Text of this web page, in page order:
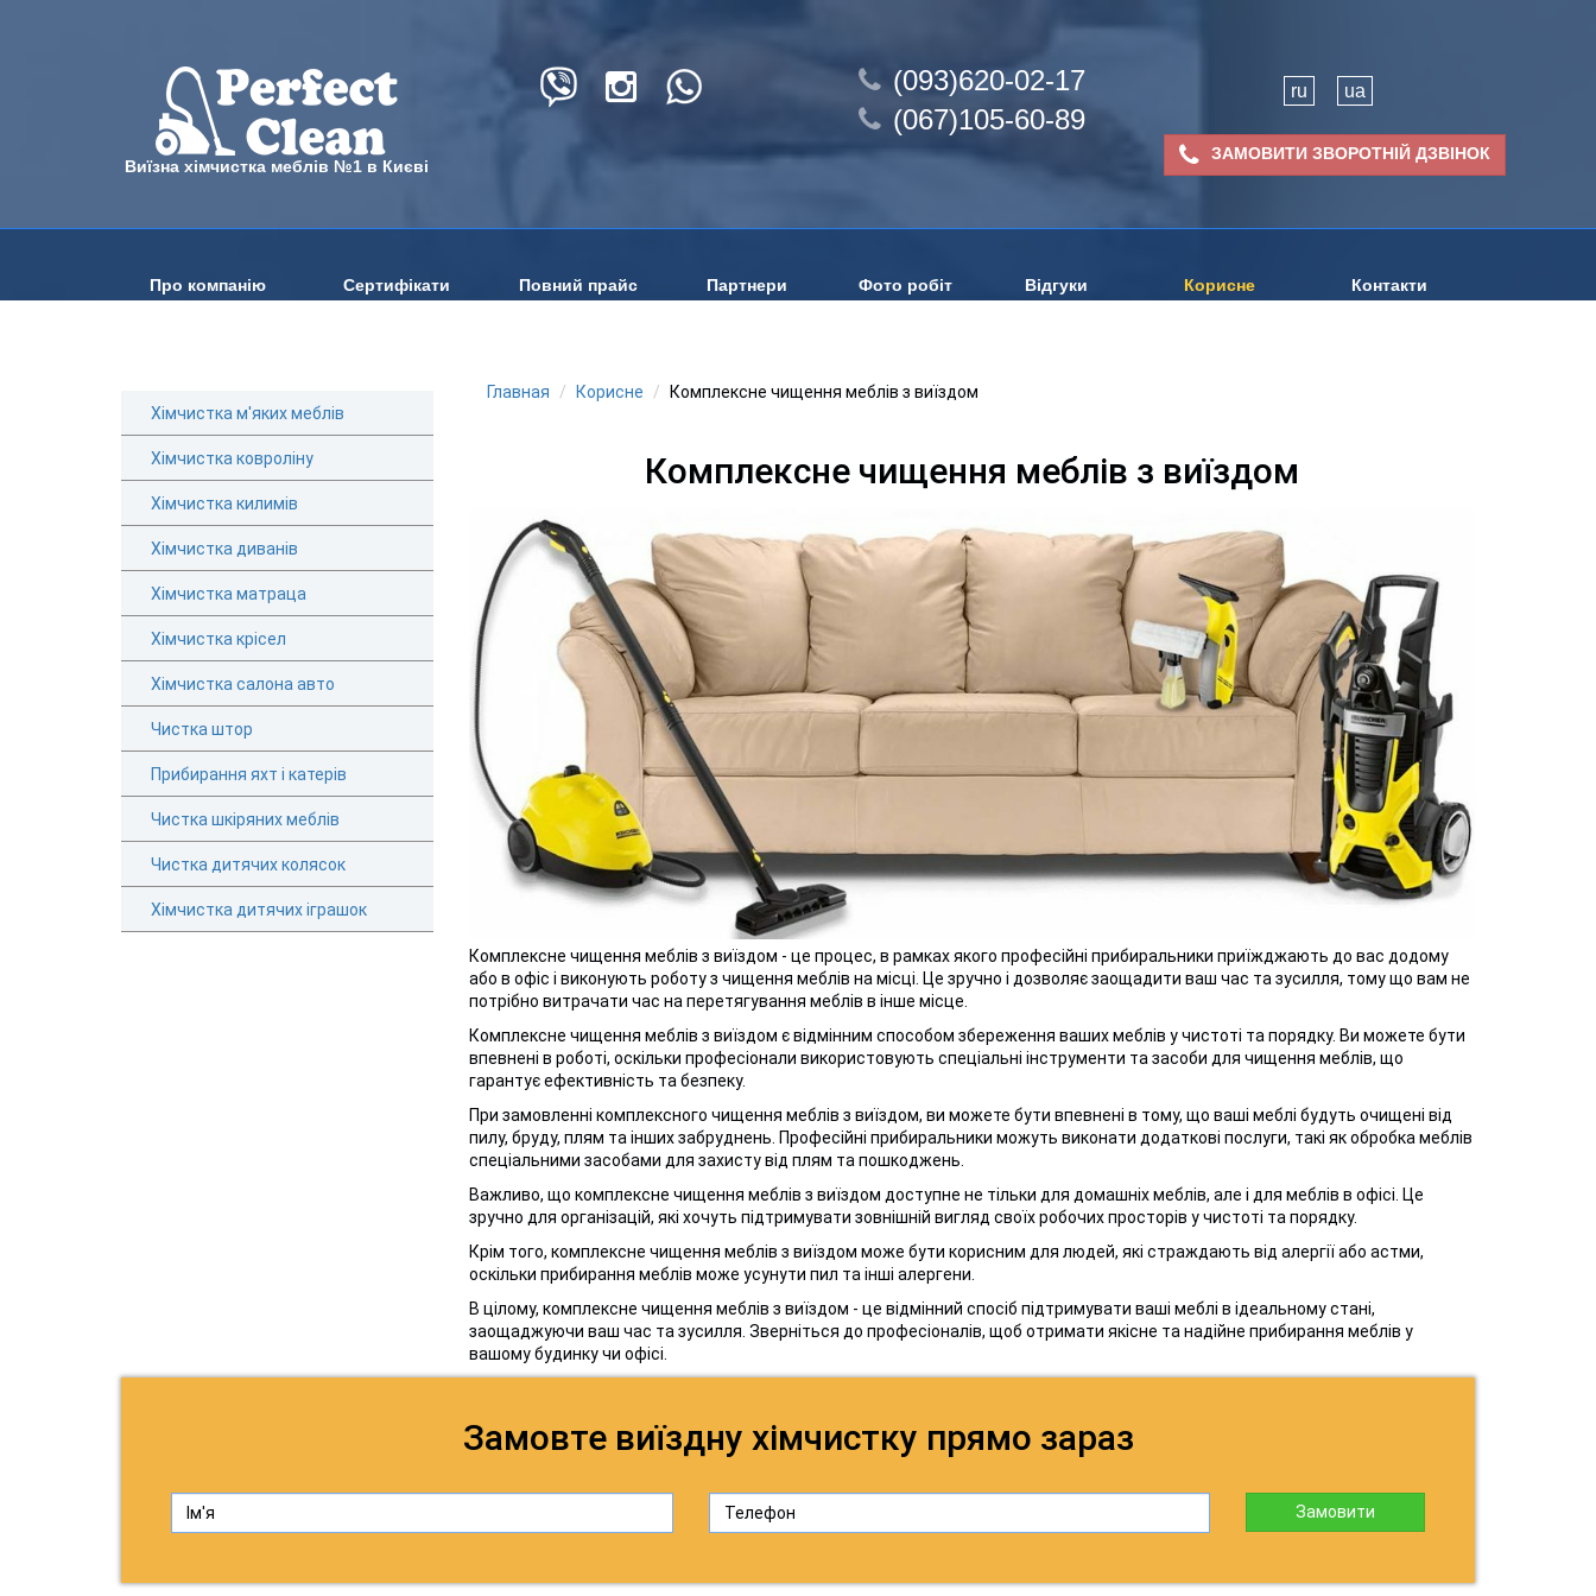
Виїзна хімчистка меблів №1 в Києві
(093)620-02-17
(067)105-60-89
ru ua
ЗАМОВИТИ ЗВОРОТНІЙ ДЗВІНОК
Про компанію Сертифікати Повний прайс Партнери Фото робіт Відгуки Корисне Контакти
Хімчистка м'яких меблів
Хімчистка ковроліну
Хімчистка килимів
Хімчистка диванів
Хімчистка матраца
Хімчистка крісел
Хімчистка салона авто
Чистка штор
Прибирання яхт і катерів
Чистка шкіряних меблів
Чистка дитячих колясок
Хімчистка дитячих іграшок
Главная Корисне Комплексне чищення меблів з виїздом
Комплексне чищення меблів з виїздом
Комплексне чищення меблів з виїздом - це процес, в рамках якого професійні прибиральники приїжджають до вас додому
або в офіс і виконують роботу з чищення меблів на місці. Це зручно і дозволяє заощадити ваш час та зусилля, тому що вам не
потрібно витрачати час на перетягування меблів в інше місце.
Комплексне чищення меблів з виїздом є відмінним способом збереження ваших меблів у чистоті та порядку. Ви можете бути
впевнені в роботі, оскільки професіонали використовують спеціальні інструменти та засоби для чищення меблів, що
гарантує ефективність та безпеку.
При замовленні комплексного чищення меблів з виїздом, ви можете бути впевнені в тому, що ваші меблі будуть очищені від
пилу, бруду, плям та інших забруднень. Професійні прибиральники можуть виконати додаткові послуги, такі як обробка меблів
спеціальними засобами для захисту від плям та пошкоджень.
Важливо, що комплексне чищення меблів з виїздом доступне не тільки для домашніх меблів, але і для меблів в офісі. Це
зручно для організацій, які хочуть підтримувати зовнішній вигляд своїх робочих просторів у чистоті та порядку.
Крім того, комплексне чищення меблів з виїздом може бути корисним для людей, які страждають від алергії або астми,
оскільки прибирання меблів може усунути пил та інші алергени.
В цілому, комплексне чищення меблів з виїздом - це відмінний спосіб підтримувати ваші меблі в ідеальному стані,
заощаджуючи ваш час та зусилля. Зверніться до професіоналів, щоб отримати якісне та надійне прибирання меблів у
вашому будинку чи офісі.
Замовте виїздну хімчистку прямо зараз
Замовити